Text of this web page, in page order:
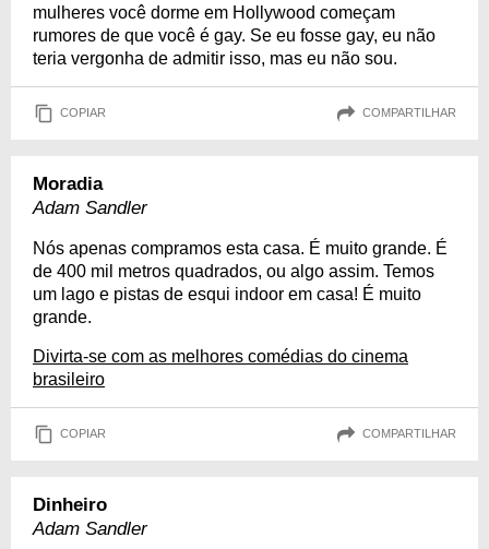
mulheres você dorme em Hollywood começam
rumores de que você é gay. Se eu fosse gay, eu não
teria vergonha de admitir isso, mas eu não sou.
COPIAR COMPARTILHAR
Moradia
Adam Sandler
Nós apenas compramos esta casa. É muito grande. É
de 400 mil metros quadrados, ou algo assim. Temos
um lago e pistas de esqui indoor em casa! É muito
grande.
Divirta-se com as melhores comédias do cinema
brasileiro
COPIAR COMPARTILHAR
Dinheiro
Adam Sandler